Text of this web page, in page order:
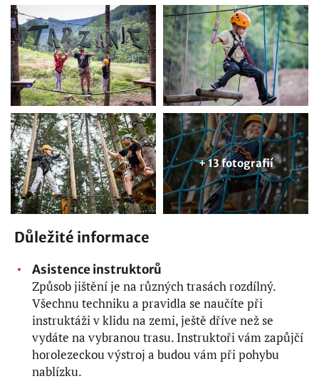
+ 13 fotografií
Důležité informace
Asistence instruktorů
Způsob jištění je na různých trasách rozdílný.
Všechnu techniku a pravidla se naučíte při
instruktáži v klidu na zemi, ještě dříve než se
vydáte na vybranou trasu. Instruktoři vám zapůjčí
horolezeckou výstroj a budou vám při pohybu
nablízku.